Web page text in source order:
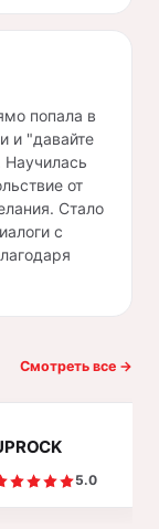
попала в
и "давайте
Научилась
от
Стало
с
Смотреть все →
5.0